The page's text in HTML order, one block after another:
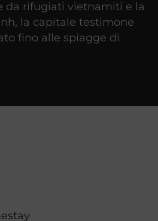
da rifugiati vietnamiti e la
la capitale testimone
fino alle spiagge di